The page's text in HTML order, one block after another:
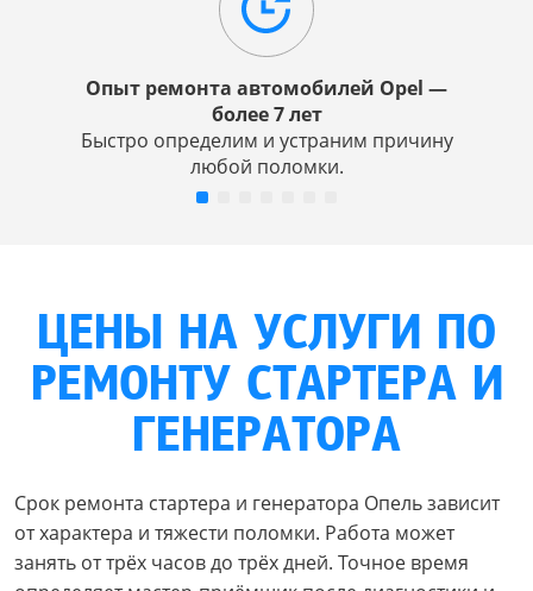
Опыт ремонта автомобилей Opel —
более 7 лет
Быстро определим и устраним причину
любой поломки.
ЦЕНЫ НА УСЛУГИ ПО
РЕМОНТУ СТАРТЕРА И
ГЕНЕРАТОРА
Срок ремонта стартера и генератора Опель зависит
от характера и тяжести поломки. Работа может
занять от трёх часов до трёх дней. Точное время